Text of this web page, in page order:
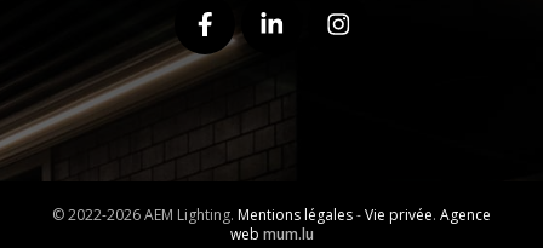
© 2022-2026 AEM Lighting. Mentions légales-Vie privée. Agence
web mum.lu